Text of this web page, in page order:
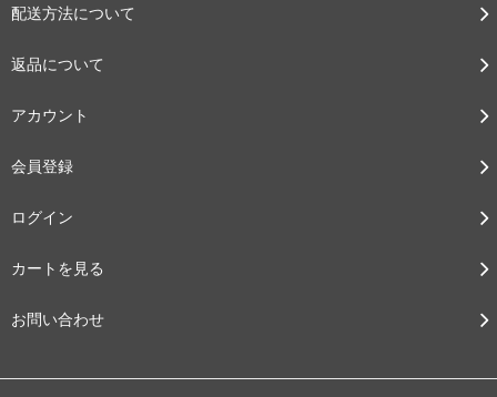
配送方法について
返品について
アカウント
会員登録
ログイン
カートを見る
お問い合わせ